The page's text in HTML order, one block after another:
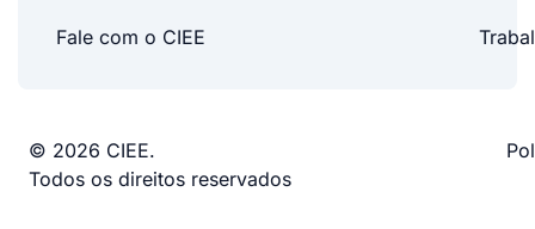
Fale com o CIEE
© 2026 CIEE.
Todos os direitos reservados